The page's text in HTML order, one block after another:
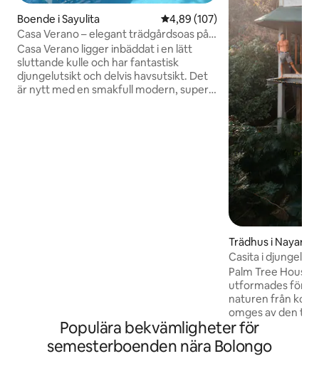
Boende i Sayulita 4,89 av 5 i genomsnittligt
4,89 (107)
Casa Verano – elegant trädgårdsoas på
nordsidan
Casa Verano ligger inbäddat i en lätt
sluttande kulle och har fantastisk
djungelutsikt och delvis havsutsikt. Det
är nytt med en smakfull modern, super
Trädhus i Nayarit
Casita i djungeln
Palm Tree House
utformades för
naturen från
omges av den
steg från en
är känd av
sidan av huset
Populära bekvämligheter för
semesterboenden nära Bolongo